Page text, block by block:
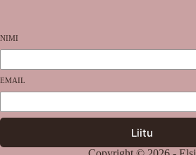
NIMI
EMAIL
Liitu